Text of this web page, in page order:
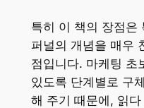
특히 이 책의 장점은
퍼널의 개념을 매우
점입니다. 마케팅 초
있도록 단계별로 구
해 주기 때문에, 읽